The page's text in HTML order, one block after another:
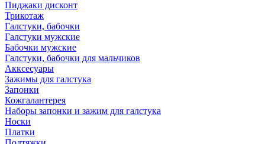
Пиджаки дисконт
Трикотаж
Галстуки, бабочки
Галстуки мужские
Бабочки мужские
Галстуки, бабочки для мальчиков
Акксесуары
Зажимы для галстука
Запонки
Кожгалантерея
Наборы запонки и зажим для галстука
Носки
Платки